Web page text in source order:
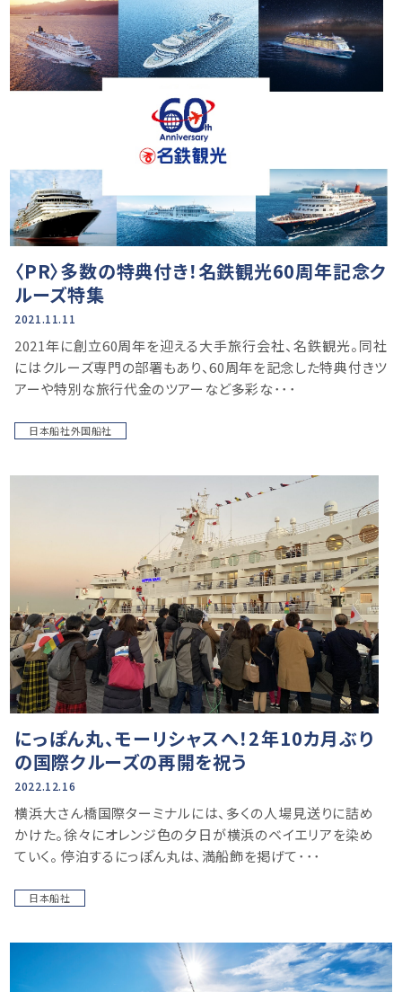
〈PR〉多数の特典付き！名鉄観光60周年記念ク
ルーズ特集
2021.11.11
2021年に創立60周年を迎える大手旅行会社、名鉄観光。同社
にはクルーズ専門の部署もあり、60周年を記念した特典付きツ
アーや特別な旅行代金のツアーなど多彩な･･･
日本船社外国船社
にっぽん丸、モーリシャスへ！2年10カ月ぶり
の国際クルーズの再開を祝う
2022.12.16
横浜大さん橋国際ターミナルには、多くの人場見送りに詰め
かけた。徐々にオレンジ色の夕日が横浜のベイエリアを染め
ていく。 停泊するにっぽん丸は、満船飾を掲げて･･･
日本船社